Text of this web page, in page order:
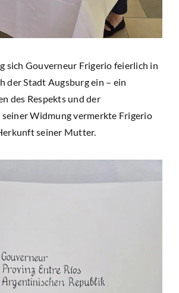
sich Gouverneur Frigerio feierlich in
der Stadt Augsburg ein – ein
des Respekts und der
Widmung vermerkte Frigerio
seiner Mutter.